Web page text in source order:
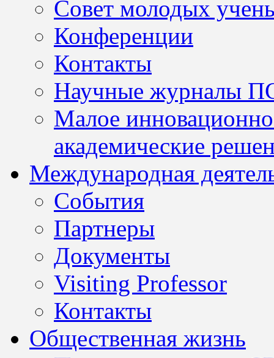
Совет молодых
Конференции
Контакты
Научные журналы
Малое
академические
Международная
События
Партнеры
Документы
Visiting Professor
Контакты
Общественная жизнь